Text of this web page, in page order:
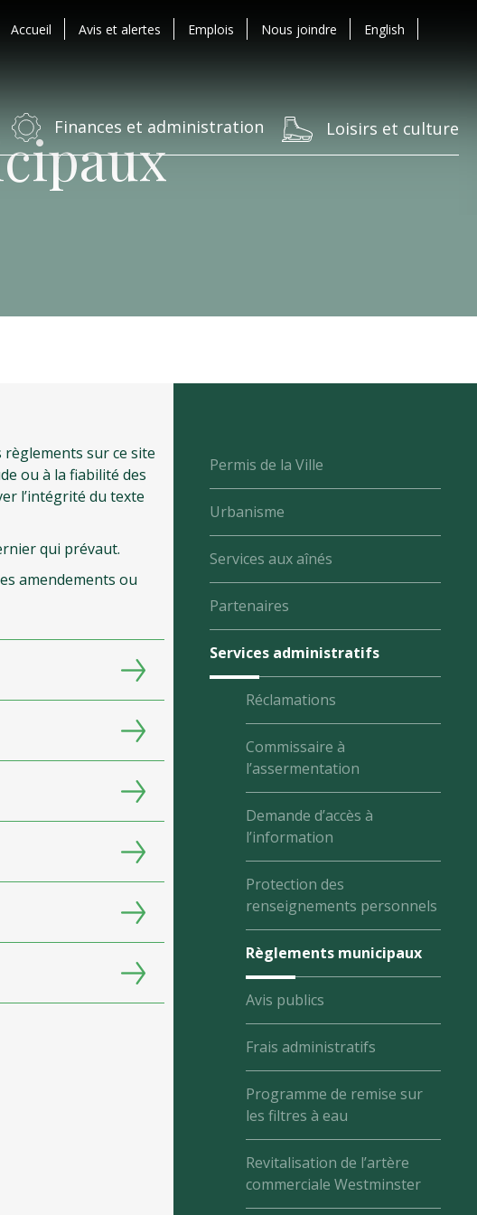
Accueil Avis et alertes Emplois Nous joindre English
Finances et administration Loisirs et culture
Permis de la Ville
Urbanisme
Services aux aînés
Partenaires
Services administratifs
Réclamations
Commissaire à
l’assermentation
Demande d’accès à
l’information
Protection des
renseignements personnels
Règlements municipaux
Avis publics
Frais administratifs
Programme de remise sur
les filtres à eau
Revitalisation de l’artère
commerciale Westminster
sur ce site
ou à la fiabilité des
l’intégrité du texte
qui prévaut.
amendements ou